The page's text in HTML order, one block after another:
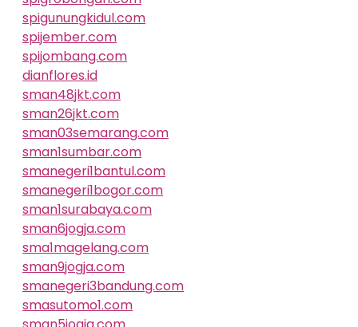
spigunungkidul.com
spijember.com
spijombang.com
dianflores.id
sman48jkt.com
sman26jkt.com
sman03semarang.com
sman1sumbar.com
smanegeri1bantul.com
smanegeri1bogor.com
sman1surabaya.com
sman6jogja.com
sma1magelang.com
sman9jogja.com
smanegeri3bandung.com
smasutomo1.com